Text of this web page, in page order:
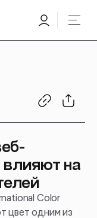
влияют на
Color
цвет одним из